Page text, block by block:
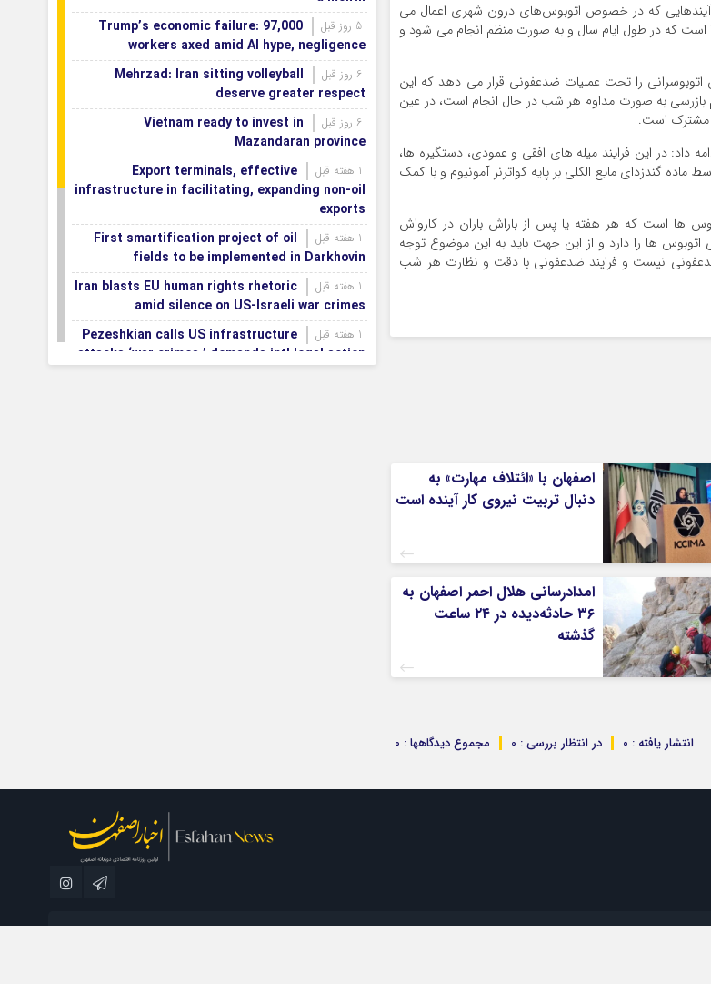
که در خصوص اتوبوس‌های درون شهری اعمال می
است که در طول ایام سال و به صورت منظم انجام می شود و
را تحت عملیات ضدعفونی قرار می دهد که این
و مراقبت کروناویروس ۲۰۱۹ و با نظارت تیم بازرسی به صورت مداوم هر شب در حال انجام است، در عین
مشترک است.
در این فرایند میله های افقی و عمودی، دستگیره ها،
گندزدای مایع الکلی بر پایه کواترنر آمونیوم و با کمک
ها است که هر هفته یا پس از باراش باران در کارواش
ها را دارد و از این جهت باید به این موضوع توجه
نیست و فرایند ضدعفونی با دقت و نظارت هر شب
اصفهان با «ائتلاف مهارت» به
دنبال تربیت نیروی کار آینده است
امدادرسانی هلال احمر اصفهان به
۳۶ حادثه‌دیده در ۲۴ ساعت
گذشته
مجموع دیدگاهها : 0 در انتظار بررسی : 0 انتشار یافته : ۰
Trump’s economic failure: 97,000
workers axed amid AI hype, negligence
Mehrzad: Iran sitting volleyball
deserve greater respect
Vietnam ready to invest in
Mazandaran province
Export terminals, effective
infrastructure in facilitating, expanding non-oil
exports
First smartification project of oil
fields to be implemented in Darkhovin
Iran blasts EU human rights rhetoric
amid silence on US-Israeli war crimes
Pezeshkian calls US infrastructure
attacks ‘war crimes,’ demands intl legal action